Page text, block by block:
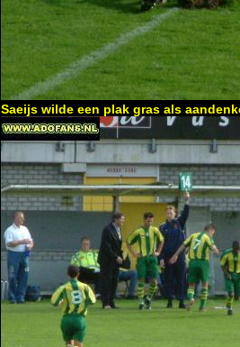
Saeijs wilde een plak gras als